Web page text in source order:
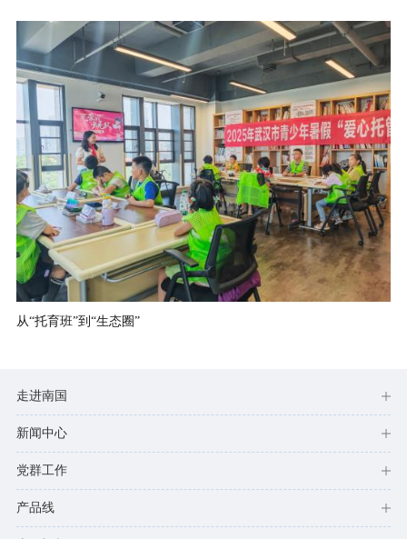
从“托育班”到“生态圈”
走进南国
新闻中心
党群工作
产品线